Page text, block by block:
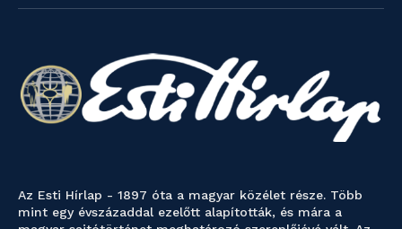
Az Esti Hírlap - 1897 óta a magyar közélet része. Több
mint egy évszázaddal ezelőtt alapították, és mára a